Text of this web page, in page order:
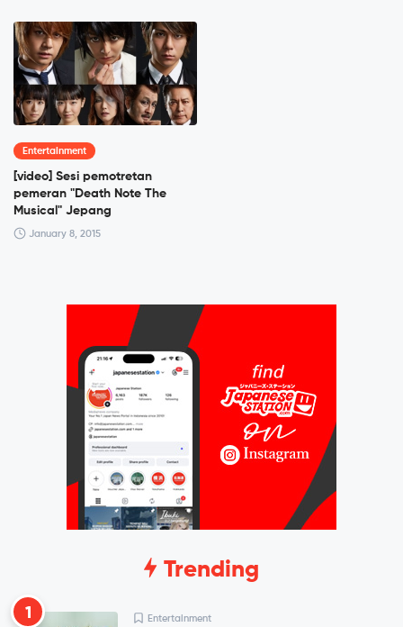
Entertainment
[video] Sesi pemotretan
pemeran "Death Note The
Musical" Jepang
January 8, 2015
Trending
1 Entertainment